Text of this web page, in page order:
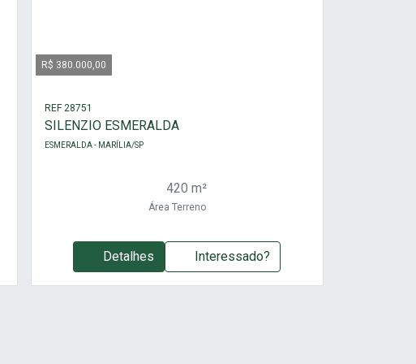
R$ 380.000,00
REF 28751
SILENZIO ESMERALDA
ESMERALDA - MARÍLIA/SP
420 m²
Área Terreno
Detalhes Interessado?